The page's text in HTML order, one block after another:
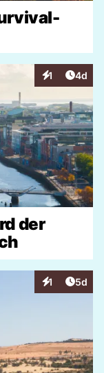
1
Interaktionen
4d
der
1
Interaktionen
5d